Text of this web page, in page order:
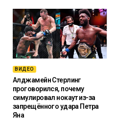
ВИДЕО
Алджамейн Стерлинг
проговорился, почему
симулировал нокаут из-за
запрещённого удара Петра
Яна